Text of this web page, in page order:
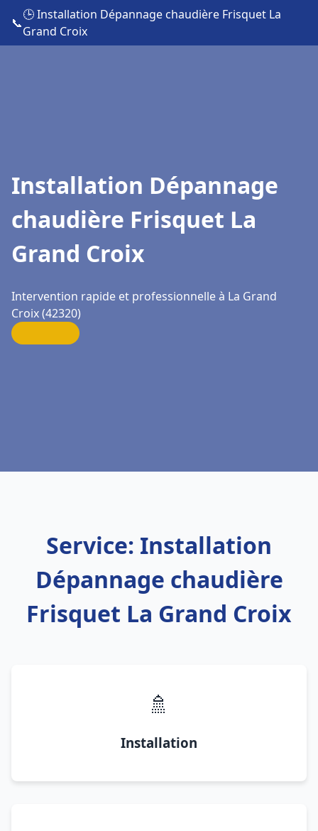
📞
🕒 Installation Dépannage chaudière Frisquet La
Grand Croix
Installation Dépannage
chaudière Frisquet La
Grand Croix
Intervention rapide et professionnelle à La Grand
Croix (42320)
Service: Installation
Dépannage chaudière
Frisquet La Grand Croix
🚿
Installation